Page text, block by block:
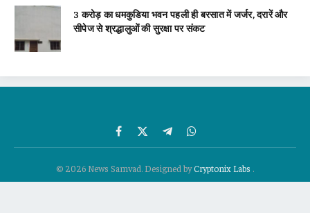
3 करोड़ का धमकुडिया भवन पहली ही बरसात में जर्जर, दरारें और
सीपेज से श्रद्धालुओं की सुरक्षा पर संकट
Facebook
X
(Twitter)
TelegramWhatsApp
© 2026 News Samvad. Designed byCryptonix Labs .